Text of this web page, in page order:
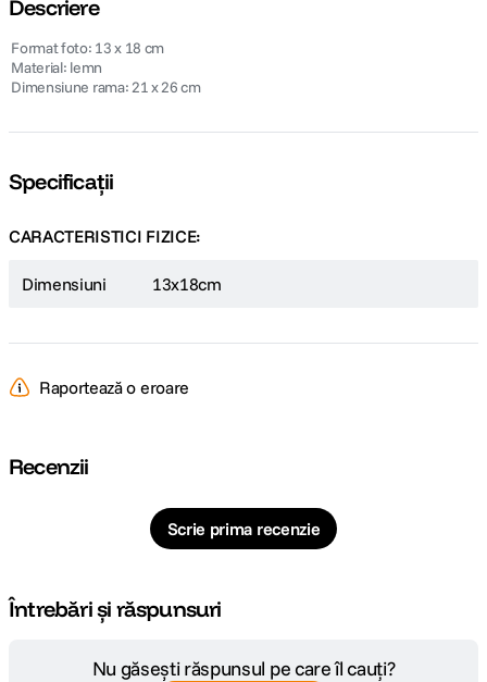
Descriere
 Format foto: 13 x 18 cm
 Material: lemn
 Dimensiune rama: 21 x 26 cm
Specificații
CARACTERISTICI FIZICE:
Dimensiuni 13x18cm
Raportează o eroare
Recenzii
Scrie prima recenzie
Întrebări și răspunsuri
Nu găsești răspunsul pe care îl cauți?